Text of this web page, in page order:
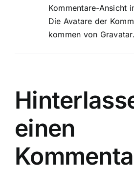
Kommentare-Ansicht
Die Avatare der
kommen von Gravatar.
einen